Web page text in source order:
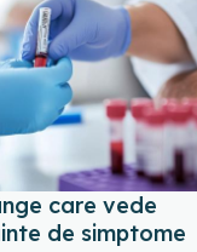
care vede
de simptome